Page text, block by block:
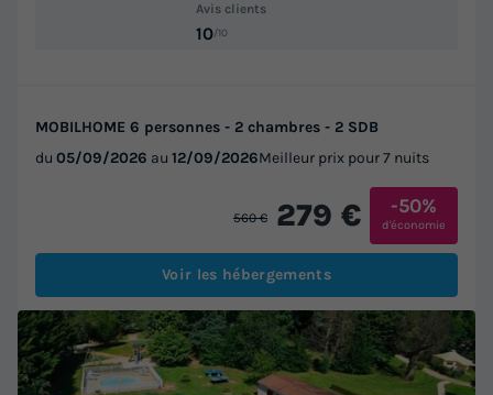
Avis clients
10/10
MOBILHOME 6 personnes - 2 chambres - 2 SDB
du 05/09/2026 au 12/09/2026Meilleur prix pour 7 nuits
560 € 279 € -50%
d'économie
Voir les hébergements